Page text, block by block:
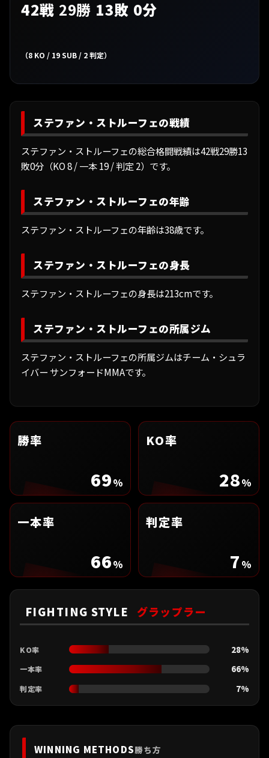
42戦 29勝 13敗 0分
（8 KO / 19 SUB / 2 判定）
ステファン・ストルーフェの戦績
ステファン・ストルーフェの総合格闘戦績は42戦29勝13
敗0分（KO 8 / 一本 19 / 判定 2）です。
ステファン・ストルーフェの年齢
ステファン・ストルーフェの年齢は38歳です。
ステファン・ストルーフェの身長
ステファン・ストルーフェの身長は213cmです。
ステファン・ストルーフェの所属ジム
ステファン・ストルーフェの所属ジムはチーム・シュラ
イバー サンフォードMMAです。
勝率
69%
KO率
28%
一本率
66%
判定率
7 %
FIGHTING STYLE グラップラー
KO率 28%
一本率 66%
判定率 7%
WINNING METHODS勝ち方